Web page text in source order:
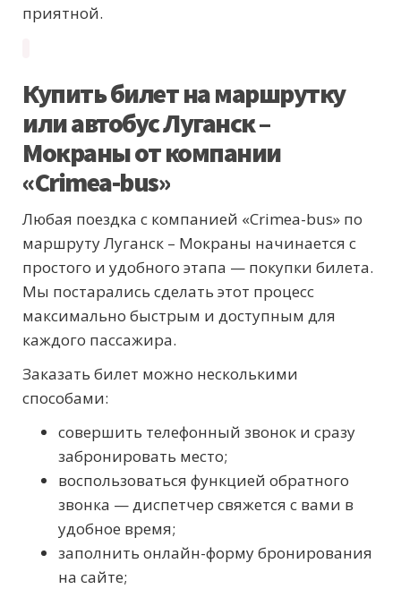
приятной.
Купить билет на маршрутку
или автобус Луганск –
Мокраны от компании
«Crimea-bus»
Любая поездка с компанией «Crimea-bus» по
маршруту Луганск – Мокраны начинается с
простого и удобного этапа — покупки билета.
Мы постарались сделать этот процесс
максимально быстрым и доступным для
каждого пассажира.
Заказать билет можно несколькими
способами:
совершить телефонный звонок и сразу
забронировать место;
воспользоваться функцией обратного
звонка — диспетчер свяжется с вами в
удобное время;
заполнить онлайн-форму бронирования
на сайте;